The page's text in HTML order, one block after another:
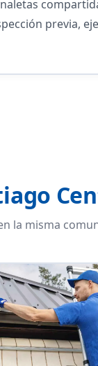
previa,
la misma